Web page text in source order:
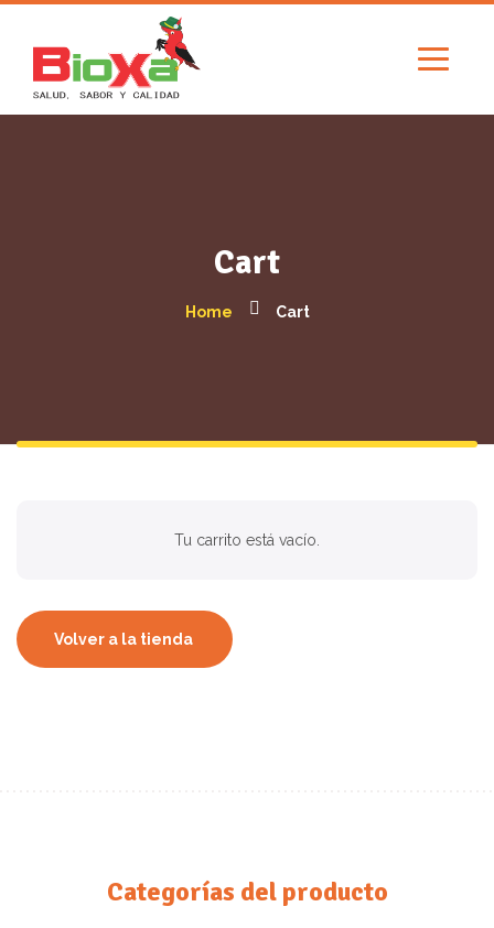
Cart
Home Cart
Tu carrito está vacío.
Volver a la tienda
Categorías del producto